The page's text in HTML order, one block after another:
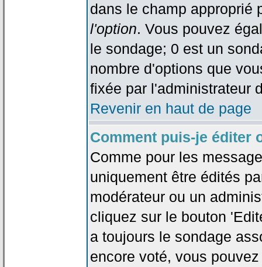
dans le champ
l'option. Vous pouvez
le sondage; 0 est un
nombre d'options que
fixée par l'administrateur
Revenir en haut de page
Comment puis-je éditer
Comme pour les
uniquement être édités
modérateur ou un
cliquez sur le bouton
a toujours le sondage
encore voté, vous